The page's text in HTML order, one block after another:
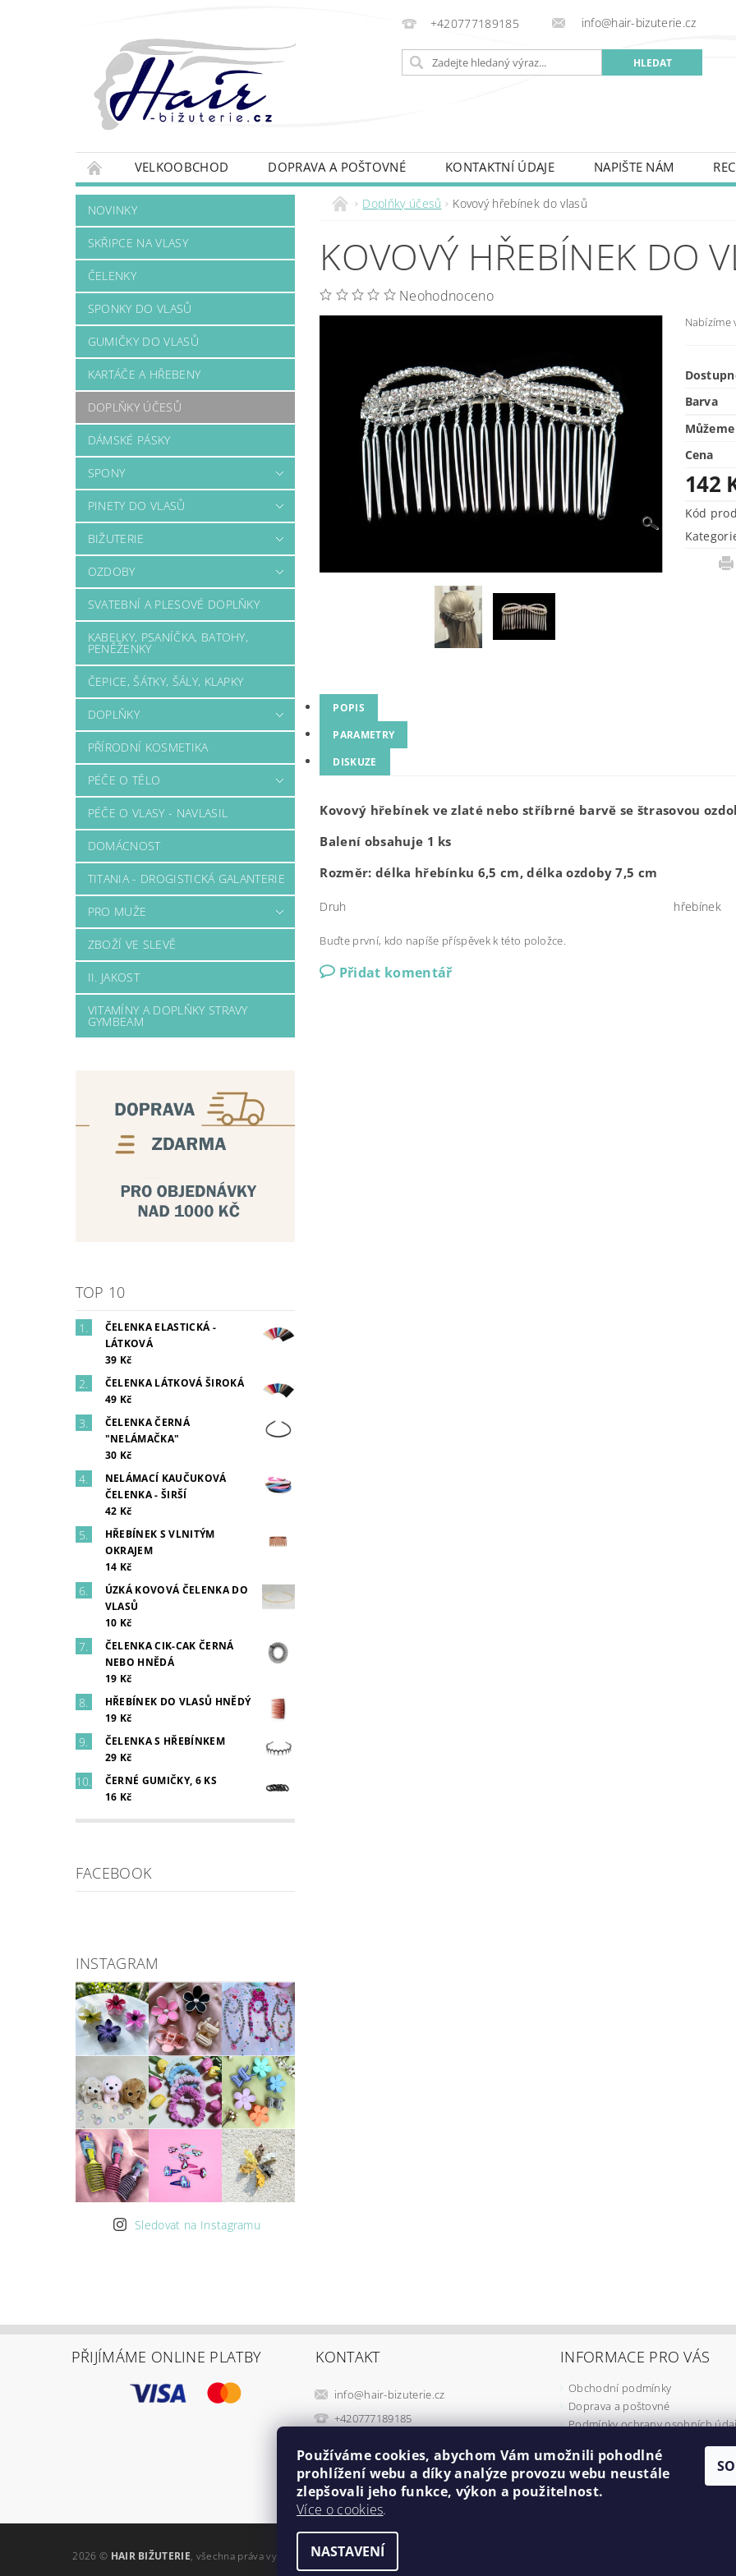
+420777189185 info@hair-bizuterie.cz
VELKOOBCHOD DOPRAVA A POŠTOVNÉ KONTAKTNÍ ÚDAJE NAPIŠTE NÁM
NOVINKY
SKŘIPCE NA VLASY
ČELENKY
SPONKY DO VLASŮ
GUMIČKY DO VLASŮ
KARTÁČE A HŘEBENY
DOPLŇKY ÚČESŮ
DÁMSKÉ PÁSKY
SPONY
PINETY DO VLASŮ
BIŽUTERIE
OZDOBY
SVATEBNÍ A PLESOVÉ DOPLŇKY
KABELKY, PSANÍČKA, BATOHY,
PENĚŽENKY
ČEPICE, ŠÁTKY, ŠÁLY, KLAPKY
DOPLŇKY
PŘÍRODNÍ KOSMETIKA
PÉČE O TĚLO
PÉČE O VLASY - NAVLASIL
DOMÁCNOST
TITANIA - DROGISTICKÁ GALANTERIE
PRO MUŽE
ZBOŽÍ VE SLEVĚ
II. JAKOST
VITAMÍNY A DOPLŇKY STRAVY
GYMBEAM
TOP 10
ČELENKA ELASTICKÁ -
LÁTKOVÁ
39 Kč
ČELENKA LÁTKOVÁ ŠIROKÁ
49 Kč
ČELENKA ČERNÁ
"NELÁMAČKA"
30 Kč
NELÁMACÍ KAUČUKOVÁ
ČELENKA - ŠIRŠÍ
42 Kč
HŘEBÍNEK S VLNITÝM
OKRAJEM
14 Kč
ÚZKÁ KOVOVÁ ČELENKA DO
VLASŮ
10 Kč
ČELENKA CIK-CAK ČERNÁ
NEBO HNĚDÁ
19 Kč
HŘEBÍNEK DO VLASŮ HNĚDÝ
19 Kč
ČELENKA S HŘEBÍNKEM
29 Kč
ČERNÉ GUMIČKY, 6 KS
16 Kč
FACEBOOK
INSTAGRAM
Sledovat na Instagramu
Doplňky účesů Kovový hřebínek do vlasů
KOVOVÝ HŘEBÍNEK DO
Neohodnoceno
Nabízíme
Barva
Cena
142
Kód
POPIS
PARAMETRY
DISKUZE
Kovový hřebínek ve zlaté nebo stříbrné barvě se štrasovou
Balení obsahuje 1 ks
Rozměr: délka hřebínku 6,5 cm, délka ozdoby 7,5 cm
Druh hřebínek
Buďte první, kdo napíše příspěvek k této položce.
Přidat komentář
PŘIJÍMÁME ONLINE PLATBY KONTAKT
info@hair-bizuterie.cz
+420777189185
INFORMACE PRO VÁS
Obchodní podmínky
Doprava a poštovné
Podmínky ochrany osobních
Odstoupení od smlouvy
Formulář pro reklamaci
Minimální cena objednávky
2026 © HAIR BIŽUTERIE, všechna práva vyhrazena
Používáme cookies, abychom Vám umožnili pohodlné
prohlížení webu a díky analýze provozu webu neustále
zlepšovali jeho funkce, výkon a použitelnost.
Více o cookies.
NASTAVENÍ